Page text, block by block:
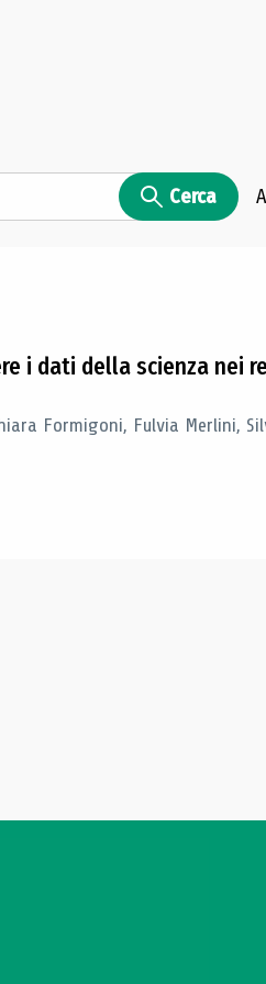
Cerca
i dati della scienza nei
Formigoni, Fulvia Merlini,